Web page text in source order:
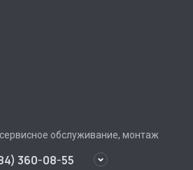
обслуживание, монтаж
360-08-55